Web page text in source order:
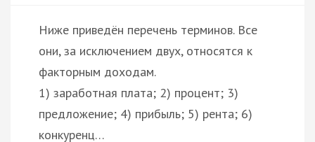
Ниже приведён перечень терминов. Все
они, за исключением двух, относятся к
факторным доходам.
1) заработная плата; 2) процент; 3)
предложение; 4) прибыль; 5) рента; 6)
конкуренц…